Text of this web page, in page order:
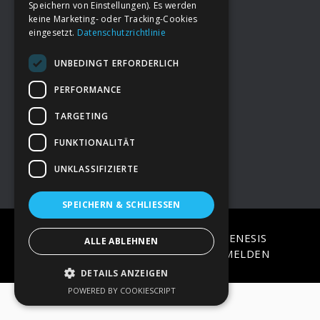
FooterDeine Spende
→ Impressum
→Kontakt zum PAO Team
COPYRIGHT © 2026 · ON
GENESIS
FRAMEWORK·WORDPRESS·ANMELDEN
Speichern von Einstellungen). Es werden
keine Marketing- oder Tracking-Cookies
eingesetzt. Datenschutzrichtlinie
UNBEDINGT ERFORDERLICH
PERFORMANCE
TARGETING
FUNKTIONALITÄT
UNKLASSIFIZIERTE
SPEICHERN & SCHLIESSEN
ALLE ABLEHNEN
DETAILS ANZEIGEN
POWERED BY COOKIESCRIPT